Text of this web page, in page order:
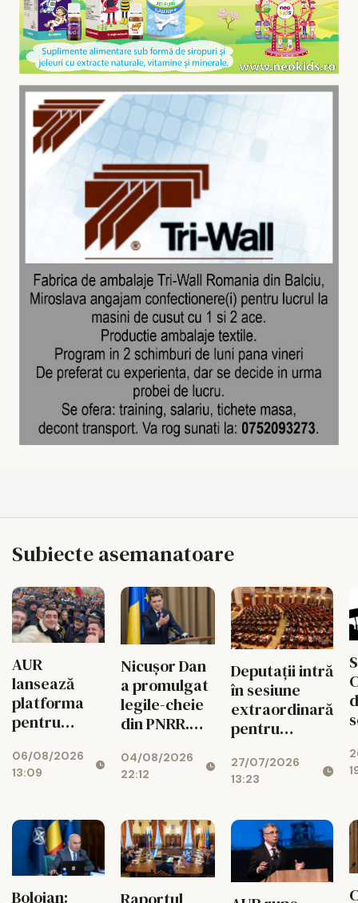
Subiecte asemanatoare
AUR
lansează
platforma
pentru
lui Nicușor
Dan
06/08/2026
13:09
Nicușor Dan
a promulgat
legile-cheie
din PNRR.
Urbanismului
intră în
04/08/2026
22:12
Deputații intră
în sesiune
extraordinară
pentru
banilor din
PNRR
27/07/2026
13:23
Bolojan: